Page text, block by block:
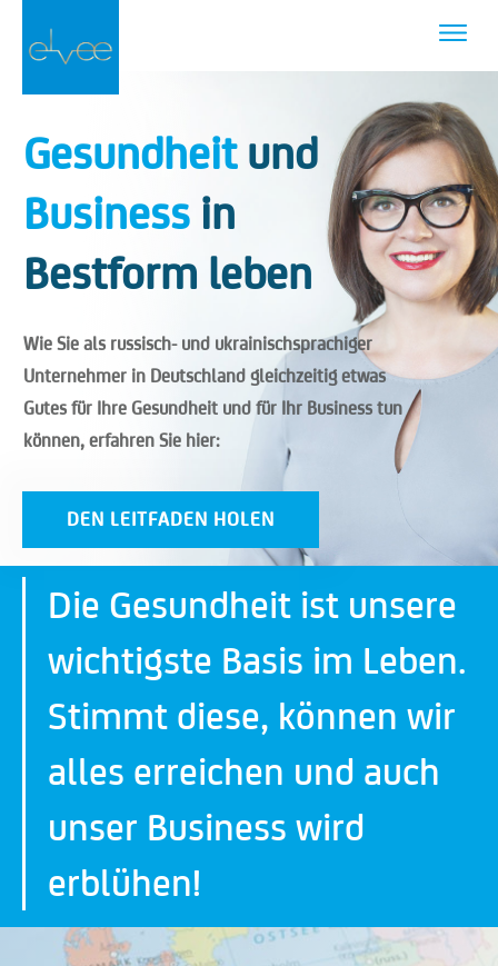
Gesundheit und
Business in
Bestform leben
Wie Sie als russisch- und ukrainischsprachiger
Unternehmer in Deutschland gleichzeitig etwas
Gutes für Ihre Gesundheit und für Ihr Business tun
können, erfahren Sie hier:
DEN LEITFADEN HOLEN
Die Gesundheit ist unsere
wichtigste Basis im Leben.
Stimmt diese, können wir
alles erreichen und auch
unser Business wird
erblühen!